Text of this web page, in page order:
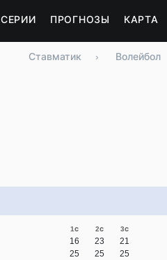
СЕРИИ ПРОГНОЗЫ КАРТА
Ставматик › Волейбол
1с
16
25
2с
23
25
3с
21
25